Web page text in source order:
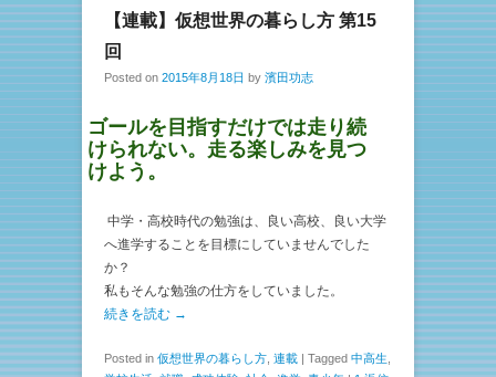
【連載】仮想世界の暮らし方 第15
回
Posted on 2015年8月18日 by 濱田功志
ゴールを目指すだけでは走り続
けられない。走る楽しみを見つ
けよう。
中学・高校時代の勉強は、良い高校、良い大学
へ進学することを目標にしていませんでした
か？
私もそんな勉強の仕方をしていました。
続きを読む →
Posted in 仮想世界の暮らし方 連載 | Tagged 中高生